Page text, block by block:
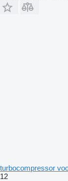
turbocompressor
12